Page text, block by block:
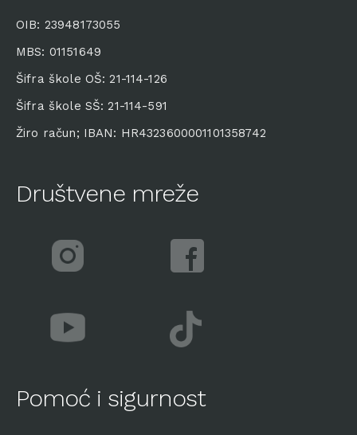
OIB: 23948173055
MBS: 01151649
Šifra škole OŠ: 21-114-126
Šifra škole SŠ: 21-114-591
Žiro račun; IBAN: HR4323600001101358742
Društvene mreže
Pomoć i sigurnost